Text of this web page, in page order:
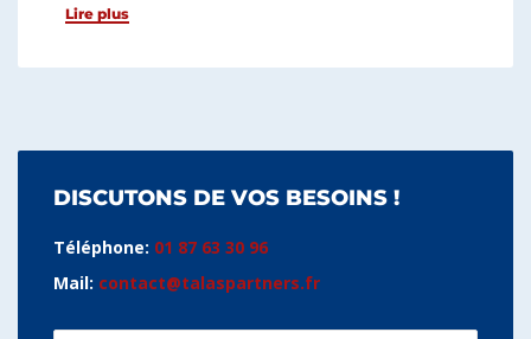
Lire plus
DISCUTONS DE VOS BESOINS !
Téléphone: 01 87 63 30 96
Mail: contact@talaspartners.fr